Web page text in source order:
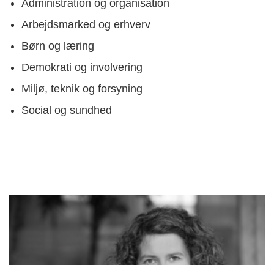
Administration og organisation
Arbejdsmarked og erhverv
Børn og læring
Demokrati og involvering
Miljø, teknik og forsyning
Social og sundhed